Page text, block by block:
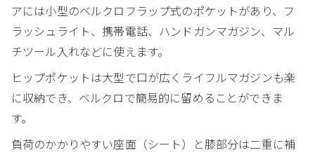
アには小型のベルクロフラップ式のポケットがあり、フ
ラッシュライト、携帯電話、ハンドガンマガジン、マル
チツール入れなどに使えます。
ヒップポケットは大型で口が広くライフルマガジンも楽
に収納でき、ベルクロで簡易的に留めることができま
す。
負荷のかかりやすい座面（シート）と膝部分は二重に補